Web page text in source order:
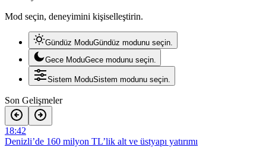
Mod seçin, deneyimini kişiselleştirin.
Gündüz ModuGündüz modunu seçin.
Gece ModuGece modunu seçin.
Sistem ModuSistem modunu seçin.
Son Gelişmeler
18:42
Denizli’de 160 milyon TL’lik alt ve üstyapı yatırımı